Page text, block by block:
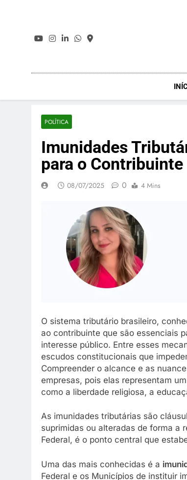
POLÍTICA
Imunidades
para o Contribuinte
08/07/2025 0 4 Mins
O sistema tributário brasileiro,
ao contribuinte que são essenciais
interesse público. Entre esses
escudos constitucionais que
Compreender o alcance e as
empresas, pois elas representam
como a liberdade religiosa, a
As imunidades tributárias são
suprimidas ou alteradas de forma a
Federal, é o ponto central que
Uma das mais conhecidas é a
Federal e os Municípios de instituir